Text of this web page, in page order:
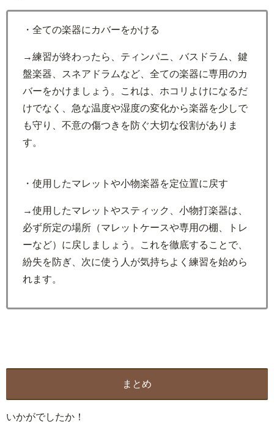
・全ての楽器にカバーをかける
→練習が終わったら、ティンパニ、バスドラム、鍵
盤楽器、スネアドラムなど、全ての楽器に専用のカ
バーをかけましょう。これは、ホコリよけになるだ
けでなく、急な温度や湿度の変化から楽器を少しで
も守り、不意の傷つきを防ぐ大切な役割がありま
す。
・使用したマレットや小物楽器を定位置に戻す
→使用したマレットやスティック、小物打楽器は、
必ず所定の場所（マレットケースや専用の棚、トレ
ーなど）に戻しましょう。これを徹底することで、
紛失を防ぎ、次に使う人が気持ちよく練習を始めら
れます。
まとめ
いかがでしたか！